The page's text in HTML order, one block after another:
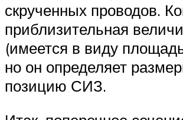
скрученных проводов.
приблизительная
(имеется в виду
но он определяет
позицию СИЗ.